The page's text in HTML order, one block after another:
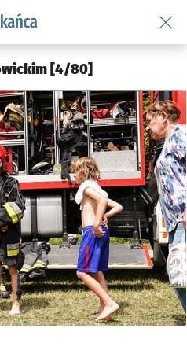
podserwis: Dla mieszkańca
[4/80]